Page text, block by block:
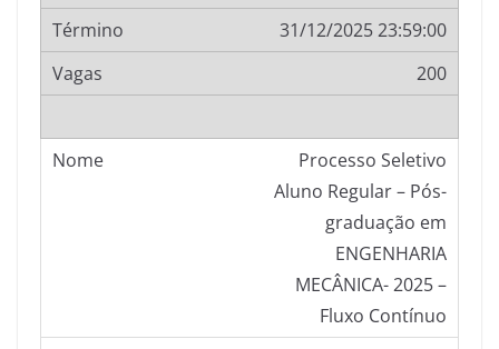
31/12/2025 23:59:00
200
Processo Seletivo
Aluno Regular – Pós-
graduação em
ENGENHARIA
MECÂNICA- 2025 –
Fluxo Contínuo